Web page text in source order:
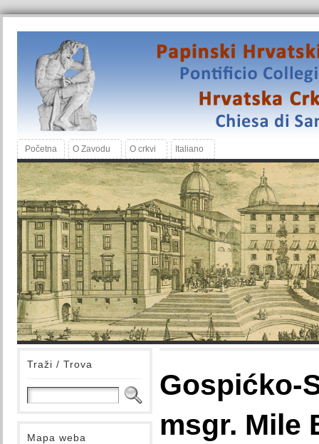
Početna O Zavodu O crkvi Italiano
Traži / Trova
Mapa weba
Gospićko-
msgr. Mile